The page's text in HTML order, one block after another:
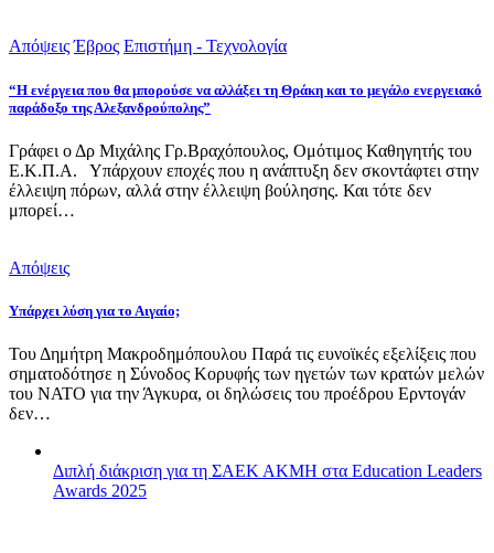
Απόψεις Έβρος Επιστήμη - Τεχνολογία
“Η ενέργεια που θα μπορούσε να αλλάξει τη Θράκη και το μεγάλο ενεργειακό
παράδοξο της Αλεξανδρούπολης”
Γράφει ο Δρ Μιχάλης Γρ.Βραχόπουλος, Ομότιμος Καθηγητής του
Ε.Κ.Π.Α. Υπάρχουν εποχές που η ανάπτυξη δεν σκοντάφτει στην
έλλειψη πόρων, αλλά στην έλλειψη βούλησης. Και τότε δεν
μπορεί…
Απόψεις
Υπάρχει λύση για το Αιγαίο;
Του Δημήτρη Μακροδημόπουλου Παρά τις ευνοϊκές εξελίξεις που
σηματοδότησε η Σύνοδος Κορυφής των ηγετών των κρατών μελών
του ΝΑΤΟ για την Άγκυρα, οι δηλώσεις του προέδρου Ερντογάν
δεν…
Διπλή διάκριση για τη ΣΑΕΚ ΑΚΜΗ στα Education Leaders
Awards 2025